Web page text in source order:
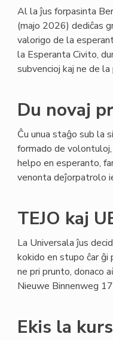
Al la ĵus forpasinta
(majo 2026) dediĉas
valorigo de la
la Esperanta Civito,
subvencioj kaj ne de
Du novaj
Ĉu unua staĝo sub la
formado de volontuloj,
helpo en esperanto,
venonta deĵorpatrolo
TEJO kaj
La Universala ĵus
kokido en stupo ĉar ĝi
ne pri prunto, donaco
Nieuwe Binnenweg
Ekis la